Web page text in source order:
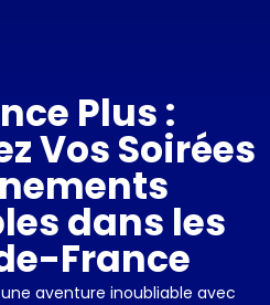
Plus :
Vos Soirées
dans les
France
aventure inoubliable avec